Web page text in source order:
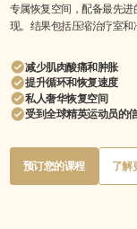
专属恢复空间，配备最先进
现。结果包括压缩治疗室和
减少肌肉酸痛和肿胀
提升循环和恢复速度
私人奢华恢复空间
受到全球精英运动员的
Text
Button
预订您的课程
预订您的课程
了解
了解